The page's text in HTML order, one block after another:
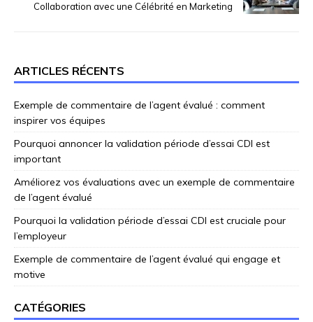
Collaboration avec une Célébrité en Marketing
ARTICLES RÉCENTS
Exemple de commentaire de l’agent évalué : comment
inspirer vos équipes
Pourquoi annoncer la validation période d’essai CDI est
important
Améliorez vos évaluations avec un exemple de commentaire
de l’agent évalué
Pourquoi la validation période d’essai CDI est cruciale pour
l’employeur
Exemple de commentaire de l’agent évalué qui engage et
motive
CATÉGORIES